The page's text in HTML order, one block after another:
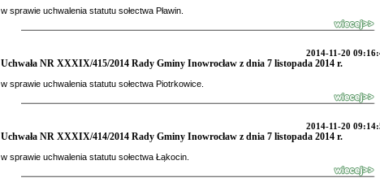
w sprawie uchwalenia statutu sołectwa Pławin.
2014-11-20
Uchwała NR XXXIX/415/2014 Rady Gminy Inowrocław z dnia 7 listopada 2014 r.
w sprawie uchwalenia statutu sołectwa Piotrkowice.
2014-11-20
Uchwała NR XXXIX/414/2014 Rady Gminy Inowrocław z dnia 7 listopada 2014 r.
w sprawie uchwalenia statutu sołectwa Łąkocin.